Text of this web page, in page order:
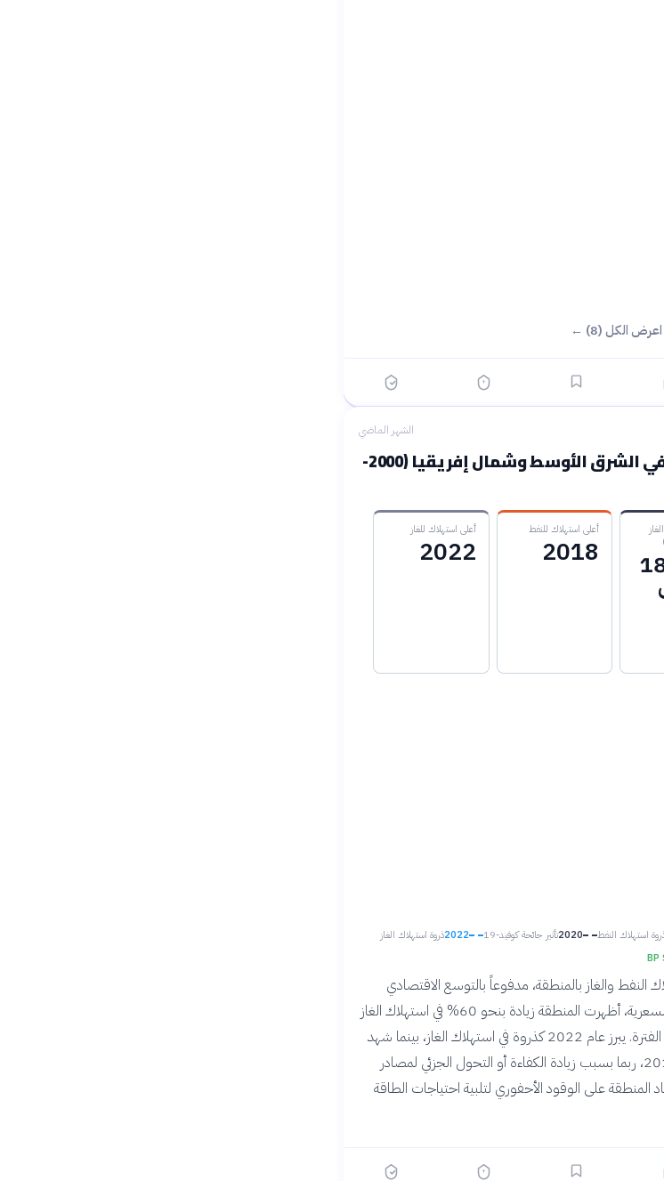
اعرض الكل (8) ←
الشهر الماضي
تطور استهلاك النفط والغاز في الشرق الأوسط وشمال إفريقيا (2000-
18
أعلى استهلاك للنفط
2018
أعلى استهلاك للغاز
2022
استهلاك النفط 2020تأثير جائحة كوفيد-19 2022ذروة استهلاك الغاز
BP
والغاز بالمنطقة، مدفوعاً بالتوسع الاقتصادي
والنمو السكاني. على الرغم من التقلبات السعرية، أظهرت المنطقة زيادة بنحو 60% في استهلاك الغاز
الطبيعي و40% في استهلاك النفط خلال الفترة. يبرز عام 2022 كذروة في استهلاك الغاز، بينما شهد
استهلاك النفط تراجعاً طفيفاً بعد عام 2018، ربما بسبب زيادة الكفاءة أو التحول الجزئي لمصادر
المنطقة على الوقود الأحفوري لتلبية احتياجات الطاقة